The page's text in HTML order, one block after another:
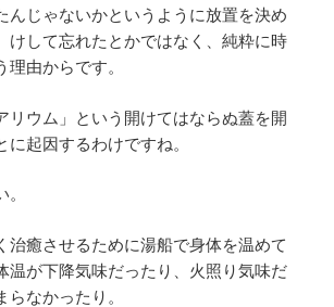
んじゃないかというように放置を決め
けして忘れたとかではなく、純粋に時
理由からです。
リウム」という開けてはならぬ蓋を開
に起因するわけですね。
治癒させるために湯船で身体を温めて
温が下降気味だったり、火照り気味だ
らなかったり。